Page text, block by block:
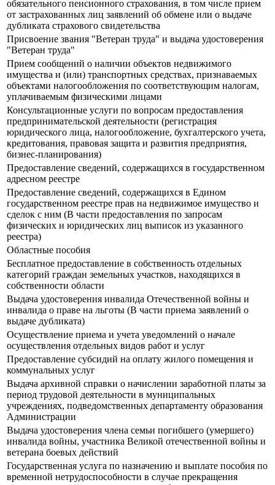
обязательного пенсионного страхования, в том числе прием
от застрахованных лиц заявлений об обмене или о выдаче
дубликата страхового свидетельства
Присвоение звания "Ветеран труда" и выдача удостоверения
"Ветеран труда"
Прием сообщений о наличии объектов недвижимого
имущества и (или) транспортных средствах, признаваемых
объектами налогообложения по соответствующим налогам,
уплачиваемым физическими лицами
Консультационные услуги по вопросам предоставления
предпринимательской деятельности (регистрация
юридического лица, налогообложение, бухгалтерского учета,
кредитования, правовая защита и развития предприятия,
бизнес-планирования)
Предоставление сведений, содержащихся в государственном
адресном реестре
Предоставление сведений, содержащихся в Едином
государственном реестре прав на недвижимое имущество и
сделок с ним (В части предоставления по запросам
физических и юридических лиц выписок из указанного
реестра)
Областные пособия
Бесплатное предоставление в собственность отдельных
категорий граждан земельных участков, находящихся в
собственности области
Выдача удостоверения инвалида Отечественной войны и
инвалида о праве на льготы (В части приема заявлений о
выдаче дубликата)
Осуществление приема и учета уведомлений о начале
осуществления отдельных видов работ и услуг
Предоставление субсидий на оплату жилого помещения и
коммунальных услуг
Выдача архивной справки о начислении заработной платы за
период трудовой деятельности в муниципальных
учреждениях, подведомственных департаменту образования
Администрации
Выдача удостоверения члена семьи погибшего (умершего)
инвалида войны, участника Великой отечественной войны и
ветерана боевых действий
Государственная услуга по назначению и выплате пособия по
временной нетрудоспособности в случае прекращения